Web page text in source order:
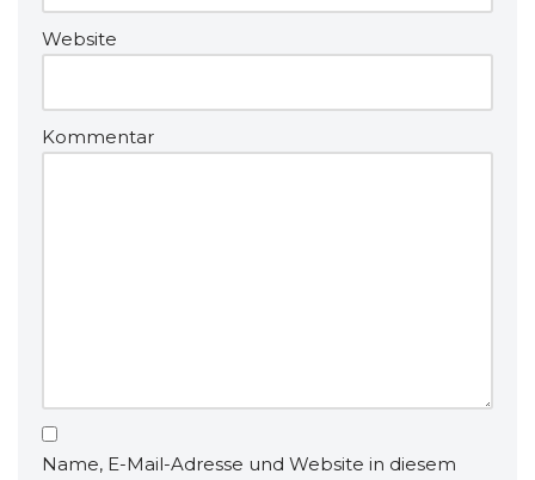
Website
Kommentar
Name, E-Mail-Adresse und Website in diesem